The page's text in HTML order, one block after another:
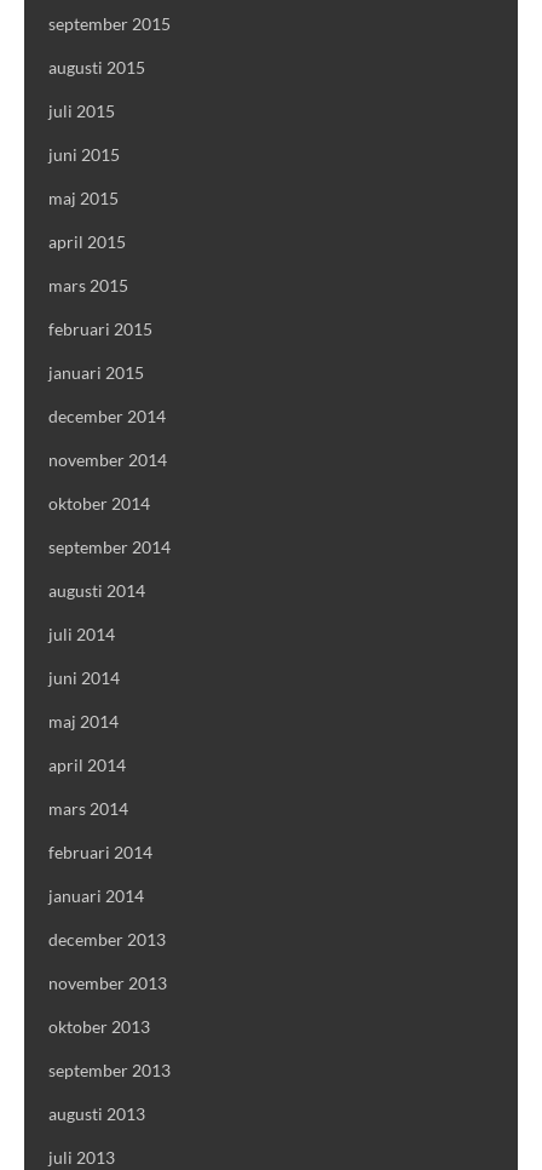
september 2015
augusti 2015
juli 2015
juni 2015
maj 2015
april 2015
mars 2015
februari 2015
januari 2015
december 2014
november 2014
oktober 2014
september 2014
augusti 2014
juli 2014
juni 2014
maj 2014
april 2014
mars 2014
februari 2014
januari 2014
december 2013
november 2013
oktober 2013
september 2013
augusti 2013
juli 2013